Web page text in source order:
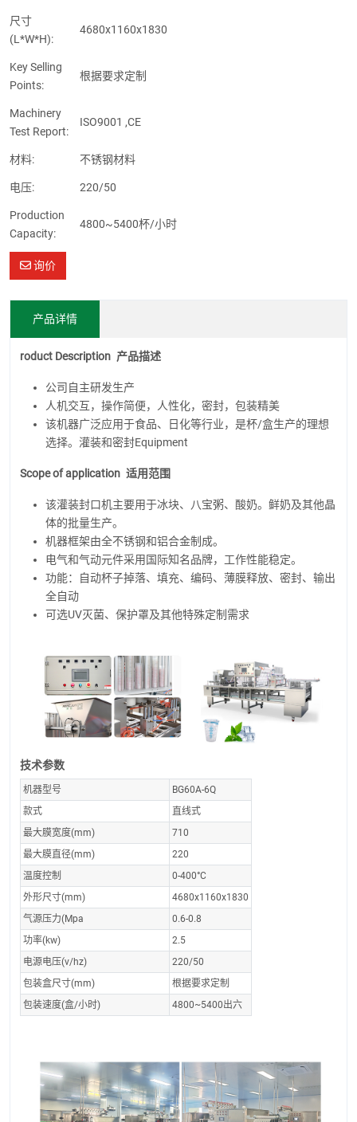
尺寸
(L*W*H):
4680x1160x1830
Key Selling
Points:
根据要求定制
Machinery
Test Report:
ISO9001 ,CE
材料: 不锈钢材料
电压: 220/50
Production
Capacity:
4800~5400杯/小时
询价
产品详情
roduct Description 产品描述
公司自主研发生产
人机交互，操作简便，人性化，密封，包装精美
该机器广泛应用于食品、日化等行业，是杯/盒生产的理想
选择。灌装和密封Equipment
Scope of application 适用范围
该灌装封口机主要用于冰块、八宝粥、酸奶。鲜奶及其他晶
体的批量生产。
机器框架由全不锈钢和铝合金制成。
电气和气动元件采用国际知名品牌，工作性能稳定。
功能：自动杯子掉落、填充、编码、薄膜释放、密封、输出
全自动
可选UV灭菌、保护罩及其他特殊定制需求
技术参数
机器型号
BG60A-6Q
款式
直线式
最大膜宽度(mm)
710
最大膜直径(mm)
220
温度控制
0-400°C
外形尺寸(mm)
4680x1160x1830
气源压力(Mpa
0.6-0.8
功率(kw)
2.5
电源电压(v/hz)
220/50
包装盒尺寸(mm)
根据要求定制
包装速度(盒/小时)
4800~5400出六